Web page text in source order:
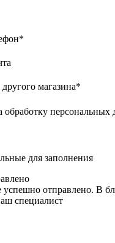
*
магазина*
обработку персональных
для заполнения
отправлено. В
специалист